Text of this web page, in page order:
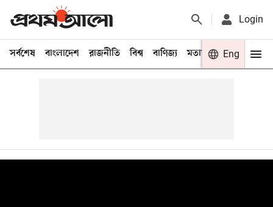
Login
সর্বশেষ বাংলাদেশ রাজনীতি বিশ্ব বাণিজ্য মতামত খেলা
Eng